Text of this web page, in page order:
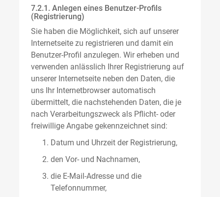
7.2.1. Anlegen eines Benutzer-Profils
(Registrierung)
Sie haben die Möglichkeit, sich auf unserer
Internetseite zu registrieren und damit ein
Benutzer-Profil anzulegen. Wir erheben und
verwenden anlässlich Ihrer Registrierung auf
unserer Internetseite neben den Daten, die
uns Ihr Internetbrowser automatisch
übermittelt, die nachstehenden Daten, die je
nach Verarbeitungszweck als Pflicht- oder
freiwillige Angabe gekennzeichnet sind:
Datum und Uhrzeit der Registrierung,
den Vor- und Nachnamen,
die E-Mail-Adresse und die
Telefonnummer,